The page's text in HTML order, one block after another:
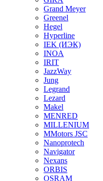
Grand Meyer
Greenel
Hegel
Hyperline
IEK (ИЭК)
INOA
IRIT
JazzWay
Jung
Legrand
Lezard
Makel
MENRED
MILLENIUM
MMotors JSC
Nanoprotech
Navigator
Nexans
ORBIS
OSRAM